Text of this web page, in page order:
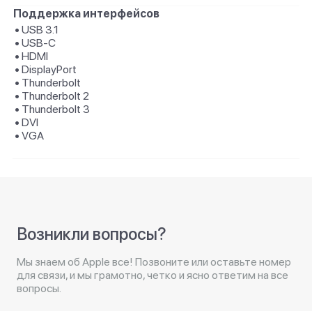
Поддержка интерфейсов
• USB 3.1
• USB-C
• HDMI
• DisplayPort
• Thunderbolt
• Thunderbolt 2
• Thunderbolt 3
• DVI
• VGA
Возникли вопросы?
Мы знаем об Apple все! Позвоните или оставьте номер
для связи, и мы грамотно, четко и ясно ответим на все
вопросы.